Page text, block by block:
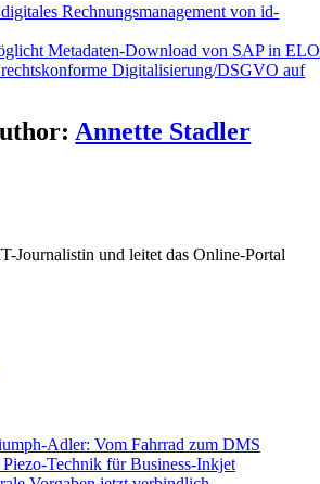
Rechnungsmanagement von id-
Metadaten-Download von SAP in ELO
Digitalisierung/DSGVO auf
Annette Stadler
Journalistin und leitet das Online-Portal
Adler: Vom Fahrrad zum DMS
Technik für Business-Inkjet